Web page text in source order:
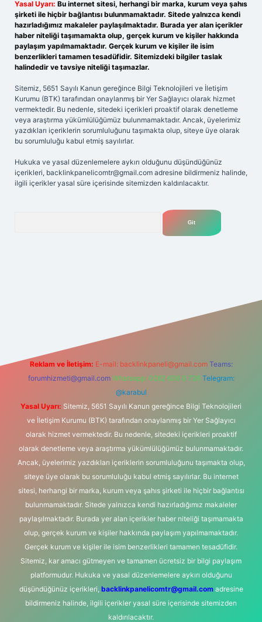
Yasal Uyarı: Bu internet sitesi, herhangi bir marka, kurum veya şahıs
şirketi ile hiçbir bağlantısı bulunmamaktadır. Sitede yalnızca kendi
hazırladığımız makaleler paylaşılmaktadır. Burada yer alan içerikler
haber niteliği taşımamakta olup, gerçek kurum ve kişiler hakkında
paylaşım yapılmamaktadır. Gerçek kurum ve kişiler ile isim
benzerlikleri tamamen tesadüfidir. Sitemizdeki bilgiler taslak
halindedir ve tavsiye niteliği taşımazlar.
Sitemiz, 5651 Sayılı Kanun gereğince Bilgi Teknolojileri ve İletişim
Kurumu (BTK) tarafından onaylanmış bir Yer Sağlayıcı olarak hizmet
vermektedir. Bu nedenle, sitedeki içerikleri proaktif olarak denetleme
veya araştırma yükümlülüğümüz bulunmamaktadır. Ancak, üyelerimiz
yazdıkları içeriklerin sorumluluğunu taşımakta olup, siteye üye olarak
bu sorumluluğu kabul etmiş sayılırlar.
Hukuka ve yasal düzenlemelere aykırı olduğunu düşündüğünüz
içerikleri, backlinkpanelicomtr@gmail.com adresine bildirmeniz halinde,
ilgili içerikler yasal süre içerisinde sitemizden kaldırılacaktır.
Reklam ve İletişim: E-mail: backlinkpaneli@gmail.com Teams:
forumhizmeti@gmail.com Whatsapp: 0262 606 0 726 Telegram:
@karabul
Yasal Uyarı: Sitemiz, 5651 Sayılı Kanun gereğince Bilgi Teknolojileri
ve İletişim Kurumu (BTK) tarafından onaylanmış bir Yer Sağlayıcı
olarak hizmet vermektedir. Bu nedenle, sitedeki içerikleri proaktif
olarak denetleme veya araştırma yükümlülüğümüz bulunmamaktadır.
Ancak, üyelerimiz yazdıkları içeriklerin sorumluluğunu taşımakta olup,
siteye üye olarak bu sorumluluğu kabul etmiş sayılırlar. Bu internet
sitesi, herhangi bir marka, kurum veya şahıs şirketi ile hiçbir bağlantısı
bulunmamaktadır. Sitede yalnızca kendi hazırladığımız makaleler
paylaşılmaktadır. Burada yer alan içerikler haber niteliği taşımamakta
olup, gerçek kurum ve kişiler hakkında paylaşım yapılmamaktadır.
Gerçek kurum ve kişiler ile isim benzerlikleri tamamen tesadüfidir.
Sitemiz, kar amacı gütmeyen ve tamamen ücretsiz bir bilgi paylaşım
platformudur. Hukuka ve yasal düzenlemelere aykırı olduğunu
düşündüğünüz içerikleri, backlinkpanelicomtr@gmail.comadresine
bildirmeniz halinde, ilgili içerikler yasal süre içerisinde sitemizden
kaldırılacaktır.